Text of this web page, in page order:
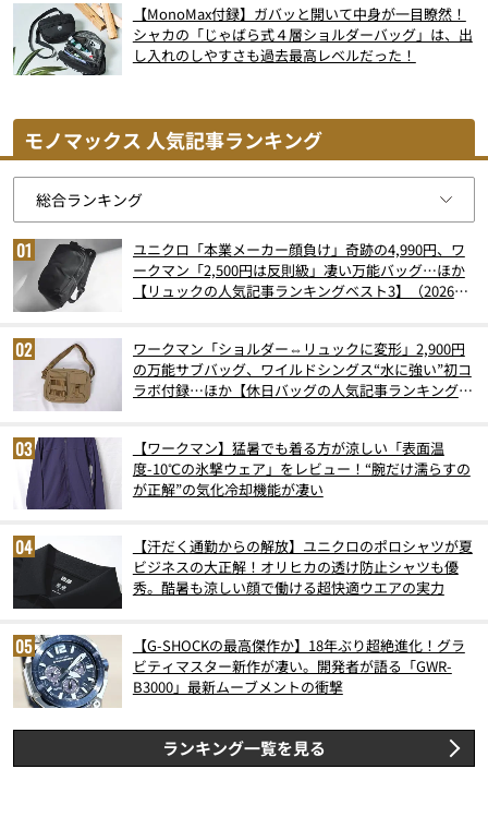
【MonoMax付録】ガバッと開いて中身が一目瞭然！
シャカの「じゃばら式４層ショルダーバッグ」は、出
し入れのしやすさも過去最高レベルだった！
モノマックス 人気記事ランキング
ユニクロ「本業メーカー顔負け」奇跡の4,990円、ワ
ークマン「2,500円は反則級」凄い万能バッグ…ほか
【リュックの人気記事ランキングベスト3】（2026年
ワークマン「ショルダー⇔リュックに変形」2,900円
の万能サブバッグ、ワイルドシングス“水に強い”初コ
ラボ付録…ほか【休日バッグの人気記事ランキングベ
【ワークマン】猛暑でも着る方が涼しい「表面温
度-10℃の氷撃ウェア」をレビュー！“腕だけ濡らすの
が正解”の気化冷却機能が凄い
【汗だく通勤からの解放】ユニクロのポロシャツが夏
ビジネスの大正解！オリヒカの透け防止シャツも優
秀。酷暑も涼しい顔で働ける超快適ウエアの実力
【G-SHOCKの最高傑作か】18年ぶり超絶進化！グラ
ビティマスター新作が凄い。開発者が語る「GWR-
B3000」最新ムーブメントの衝撃
ランキング一覧を見る